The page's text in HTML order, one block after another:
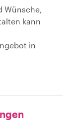
Wünsche,
kann
in